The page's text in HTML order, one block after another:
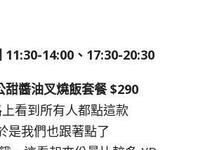
11:30-14:00、17:30-20:30
甜醬油叉燒飯套餐 $290
看到所有人都點這款
是我們也跟著點了